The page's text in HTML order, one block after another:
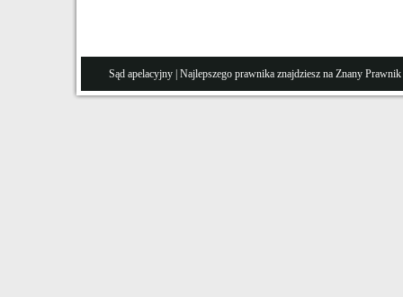
Sąd apelacyjny | Najlepszego prawnika znajdziesz na Znany Prawnik